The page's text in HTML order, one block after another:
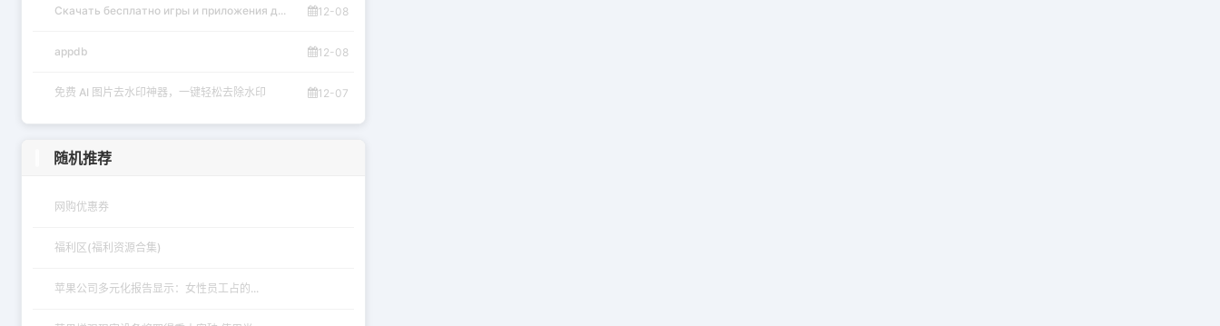
Скачать бесплатно игры и приложения д... 12-08
appdb 12-08
免费 AI 图片去水印神器，一键轻松去除水印 12-07
随机推荐
网购优惠券
福利区(福利资源合集)
苹果公司多元化报告显示：女性员工占的...